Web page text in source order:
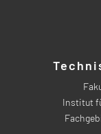
Institut